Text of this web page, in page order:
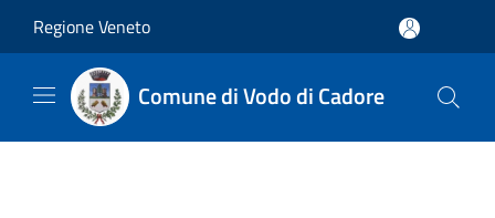
Regione Veneto
Comune di Vodo di Cadore